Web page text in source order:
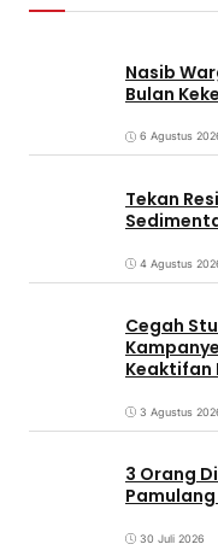
Nasib
Bulan
6 Agustus
Tekan
4 Agustus
Cegah
Keaktifan
3 Agustus
3 Orang
30 Juli 2026